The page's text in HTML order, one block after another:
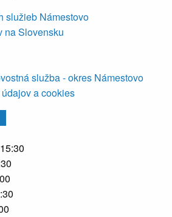
služieb Námestovo
na Slovensku
služba - okres Námestovo
a cookies